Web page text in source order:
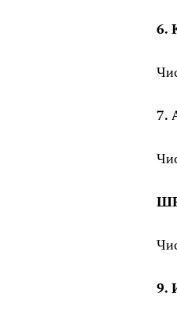
6.
7.
9.